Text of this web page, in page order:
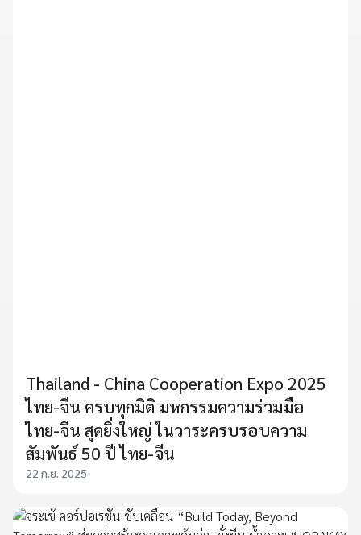
Thailand - China Cooperation Expo 2025
ไทย-จีน ครบทุกมิติ มหกรรมความร่วมมือ
ไทย-จีน สุดยิ่งใหญ่ ในวาระครบรอบความ
สัมพันธ์ 50 ปี ไทย-จีน
22 ก.ย. 2025